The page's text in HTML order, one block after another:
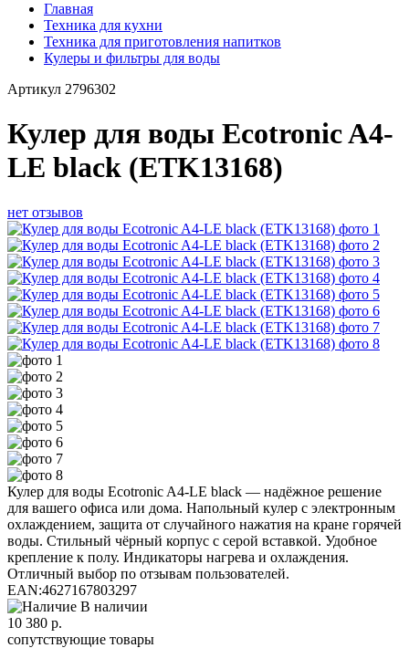
Главная
Техника для кухни
Техника для приготовления напитков
Кулеры и фильтры для воды
Артикул 2796302
Кулер для воды Ecotronic A4-
LE black (ETK13168)
нет отзывов
Кулер для воды Ecotronic A4-LE black — надёжное решение
для вашего офиса или дома. Напольный кулер с электронным
охлаждением, защита от случайного нажатия на кране горячей
воды. Стильный чёрный корпус с серой вставкой. Удобное
крепление к полу. Индикаторы нагрева и охлаждения.
Отличный выбор по отзывам пользователей.
EAN:4627167803297
В наличии
10 380 р.
сопутствующие товары